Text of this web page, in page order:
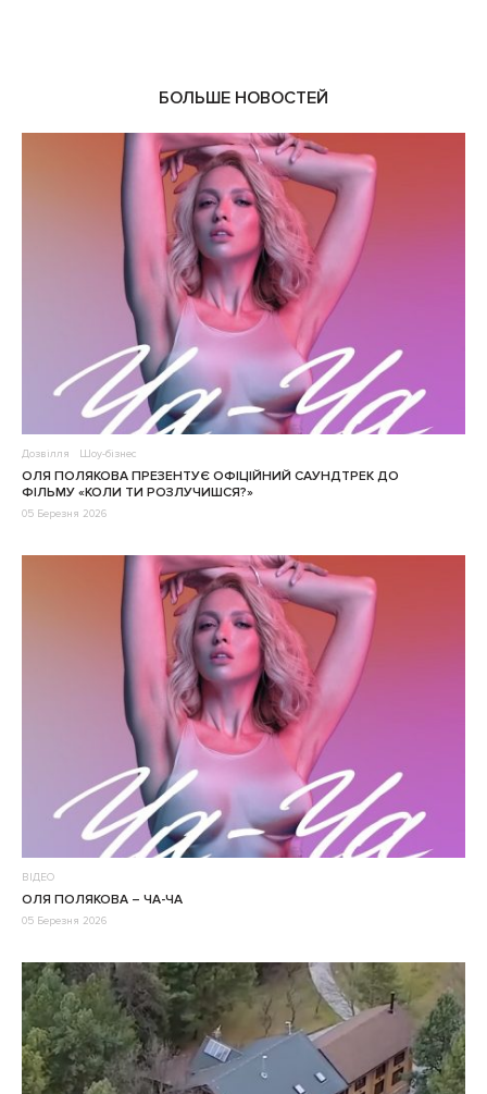
БОЛЬШЕ НОВОСТЕЙ
Дозвілля Шоу-бізнес
ОЛЯ ПОЛЯКОВА ПРЕЗЕНТУЄ ОФІЦІЙНИЙ САУНДТРЕК ДО
ФІЛЬМУ «КОЛИ ТИ РОЗЛУЧИШСЯ?»
05 Березня 2026
ВІДЕО
ОЛЯ ПОЛЯКОВА – ЧА-ЧА
05 Березня 2026